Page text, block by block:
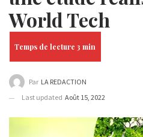
World Tech
Par LA REDACTION
Last updated Août 15, 2022